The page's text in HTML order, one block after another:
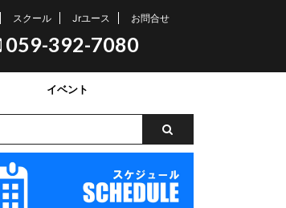
スクール Jrユース お問合せ
059-392-7080
イベント